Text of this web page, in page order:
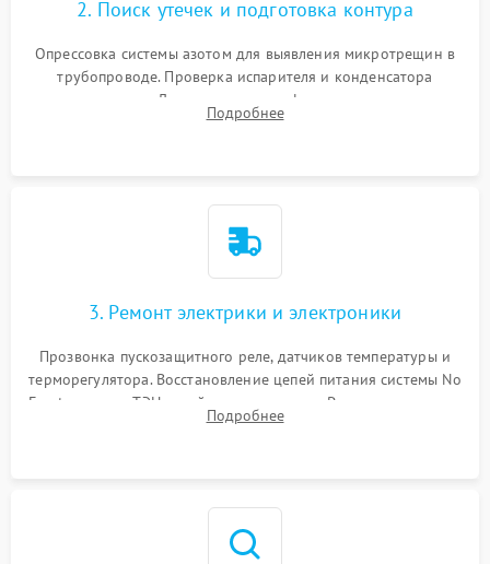
2. Поиск утечек и подготовка контура
Опрессовка системы азотом для выявления микротрещин в
трубопроводе. Проверка испарителя и конденсатора
течеискателем. Демонтаж старого фильтра-осушителя и
продувка капиллярной трубки для устранения засоров.
Подробнее
3. Ремонт электрики и электроники
Прозвонка пускозащитного реле, датчиков температуры и
терморегулятора. Восстановление цепей питания системы No
Frost, включая ТЭН оттайки и вентилятор. Ремонт или замена
платы управления при сбоях алгоритмов.
Подробнее